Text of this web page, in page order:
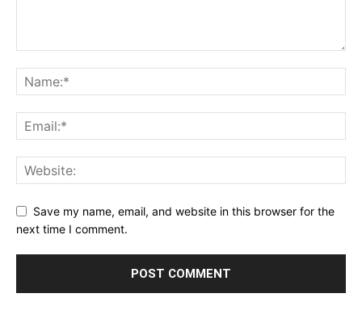
Save my name, email, and website in this browser for the
next time I comment.